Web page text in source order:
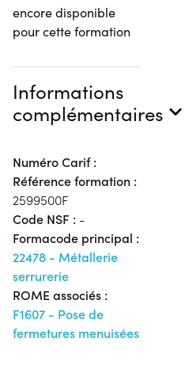
encore disponible
pour cette formation
Informations
complémentaires
Numéro Carif :
Référence formation :
2599500F
Code NSF : -
Formacode principal :
22478 - Métallerie
serrurerie
ROME associés :
F1607 - Pose de
fermetures menuisées